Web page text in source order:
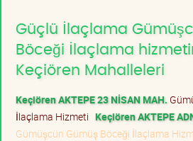
Güçlü İlaçlama
Böceği İlaçlama
Keçiören Mahalleleri
Keçiören AKTEPE 23 NİSAN MAH.
İlaçlama Hizmeti Keçiören AKTEPE
Gümüşcün Gümüş Böceği İlaçlama